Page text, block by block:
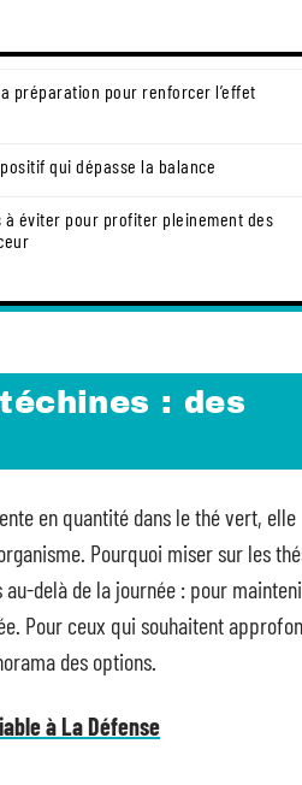
préparation pour renforcer l’effet
qui dépasse la balance
à éviter pour profiter pleinement des
: des
en quantité dans le thé vert, elle
Pourquoi miser sur les
delà de la journée : pour
Pour ceux qui souhaitent
des options.
à La Défense